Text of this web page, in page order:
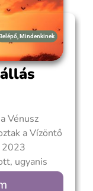
Mindenkinek
Vénusz
a Vízöntő
2023
ugyanis
De